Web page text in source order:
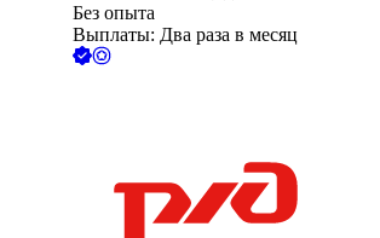
Без опыта
Выплаты: Два раза в месяц